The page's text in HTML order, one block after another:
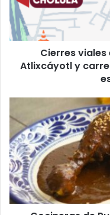
Atlixcáyotl
y
carretera
Tetela
esta
semana
Cierres viales
Atlixcáyotl y
de
Puebla
y
Oaxaca
llevarán
su
sabor
al